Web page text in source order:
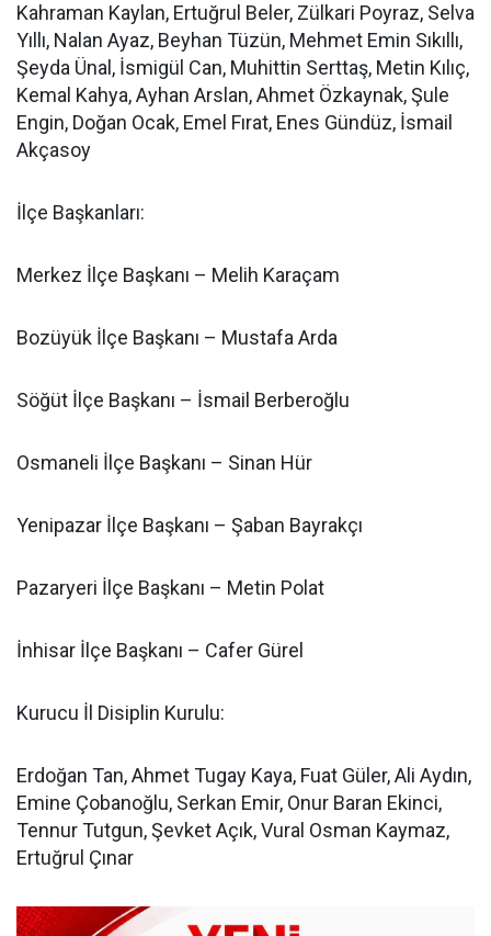
Kahraman Kaylan, Ertuğrul Beler, Zülkari Poyraz, Selva
Yıllı, Nalan Ayaz, Beyhan Tüzün, Mehmet Emin Sıkıllı,
Şeyda Ünal, İsmigül Can, Muhittin Serttaş, Metin Kılıç,
Kemal Kahya, Ayhan Arslan, Ahmet Özkaynak, Şule
Engin, Doğan Ocak, Emel Fırat, Enes Gündüz, İsmail
Akçasoy
İlçe Başkanları:
Merkez İlçe Başkanı – Melih Karaçam
Bozüyük İlçe Başkanı – Mustafa Arda
Söğüt İlçe Başkanı – İsmail Berberoğlu
Osmaneli İlçe Başkanı – Sinan Hür
Yenipazar İlçe Başkanı – Şaban Bayrakçı
Pazaryeri İlçe Başkanı – Metin Polat
İnhisar İlçe Başkanı – Cafer Gürel
Kurucu İl Disiplin Kurulu:
Erdoğan Tan, Ahmet Tugay Kaya, Fuat Güler, Ali Aydın,
Emine Çobanoğlu, Serkan Emir, Onur Baran Ekinci,
Tennur Tutgun, Şevket Açık, Vural Osman Kaymaz,
Ertuğrul Çınar